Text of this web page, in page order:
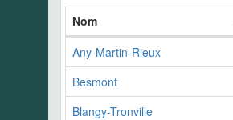
Nom
Any-Martin-Rieux
Besmont
Blangy-Tronville